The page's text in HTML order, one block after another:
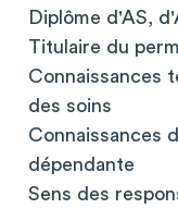
Diplôme d'AS,
Titulaire du
Connaissances
des soins
Connaissances
dépendante
Sens des